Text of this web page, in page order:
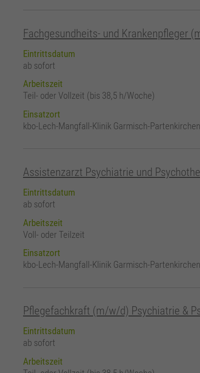
Fachgesundheits- und Krankenpfleger
Eintrittsdatum
ab sofort
Arbeitszeit
Teil- oder Vollzeit (bis 38,5 h/Woche)
Einsatzort
kbo-Lech-Mangfall-Klinik Garmisch-Partenkirchen
Assistenzarzt Psychiatrie und
Eintrittsdatum
ab sofort
Arbeitszeit
Voll- oder Teilzeit
Einsatzort
kbo-Lech-Mangfall-Klinik Garmisch-Partenkirchen
Pflegefachkraft (m/w/d) Psychiatrie &
Eintrittsdatum
ab sofort
Arbeitszeit